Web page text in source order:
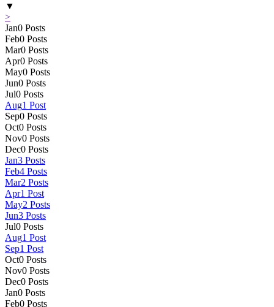
▼
>
Jan0 Posts
Feb0 Posts
Mar0 Posts
Apr0 Posts
May0 Posts
Jun0 Posts
Jul0 Posts
Aug1 Post
Sep0 Posts
Oct0 Posts
Nov0 Posts
Dec0 Posts
Jan3 Posts
Feb4 Posts
Mar2 Posts
Apr1 Post
May2 Posts
Jun3 Posts
Jul0 Posts
Aug1 Post
Sep1 Post
Oct0 Posts
Nov0 Posts
Dec0 Posts
Jan0 Posts
Feb0 Posts